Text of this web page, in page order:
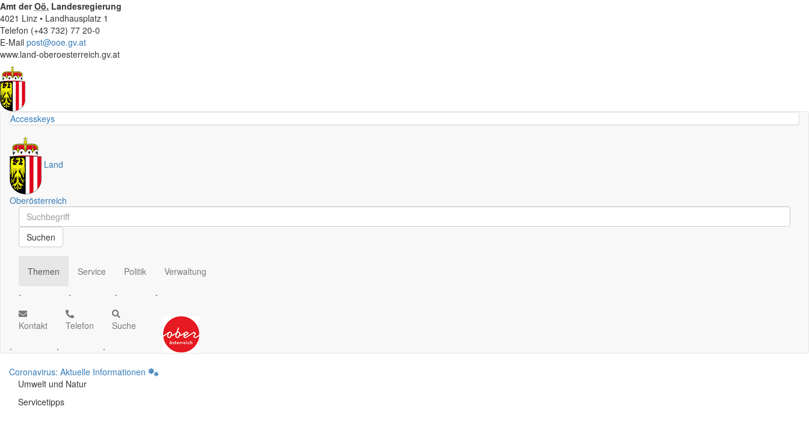
Amt derOö. Landesregierung
4021 Linz • Landhausplatz 1
Telefon (+43 732) 77 20-0
E-Mail post@ooe.gv.at
www.land-oberoesterreich.gv.at
Accesskeys
Land
Oberösterreich
Schnellsuche
Schnellsuche
Suchen
Themen
.
Service
.
Politik
.
Verwaltung
.
Kontakt
.
Telefon
.
Suche
.
Coronavirus: Aktuelle Informationen
Umwelt und Natur
Servicetipps